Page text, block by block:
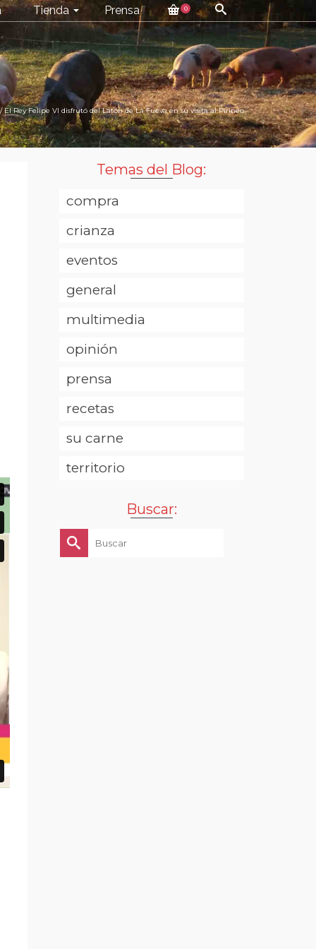
Tienda Prensa 0
El Rey Felipe VI disfrutó del Latón de La Fueva en su visita al Pirineo
Temas del Blog:
compra
crianza
eventos
general
multimedia
opinión
prensa
recetas
su carne
territorio
Buscar:
Buscar
por: